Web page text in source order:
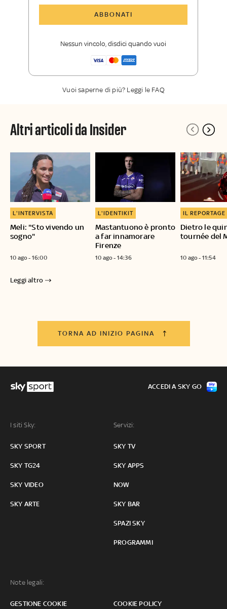
Sport
La newsletter esclusiva di Sky Sport
ABBONATI
Nessun vincolo, disdici quando vuoi
Vuoi saperne di più? Leggi le FAQ
Altri articoli da Insider
Meli: "Sto vivendo un
sogno"
L'INTERVISTA
10 ago - 16:00
Mastantuono è pronto
a far innamorare
Firenze
L'IDENTIKIT
10 ago - 14:36
Dietro le
tournée del
IL REPORTAGE
10 ago - 11:54
Leggi altro
TORNA AD INIZIO PAGINA
I siti Sky:
SKY SPORT
SKY TG24
SKY VIDEO
SKY ARTE
Servizi:
SKY TV
SKY APPS
NOW
SKY BAR
SPAZI SKY
PROGRAMMI
Note legali:
GESTIONE COOKIE COOKIE POLICY
ACCEDI A SKY GO